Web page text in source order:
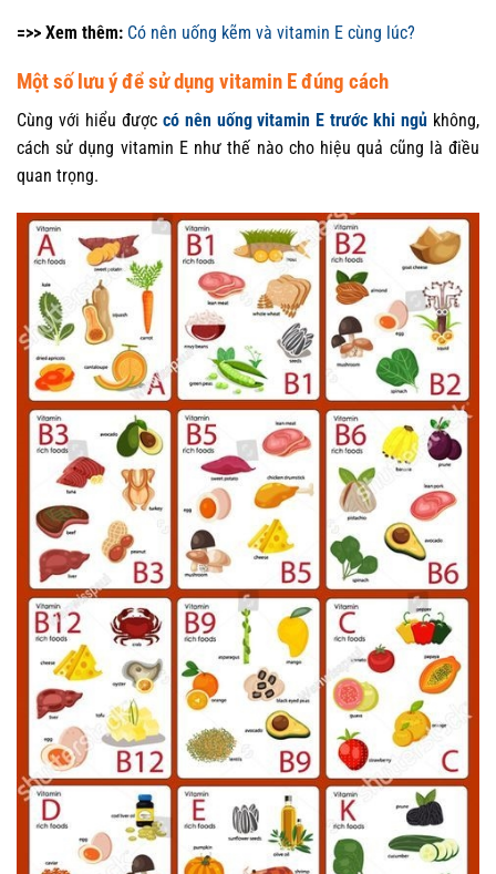
=>> Xem thêm: Có nên uống kẽm và vitamin E cùng lúc?
Một số lưu ý để sử dụng vitamin E đúng cách
Cùng với hiểu được có nên uống vitamin E trước khi ngủ không,
cách sử dụng vitamin E như thế nào cho hiệu quả cũng là điều
quan trọng.